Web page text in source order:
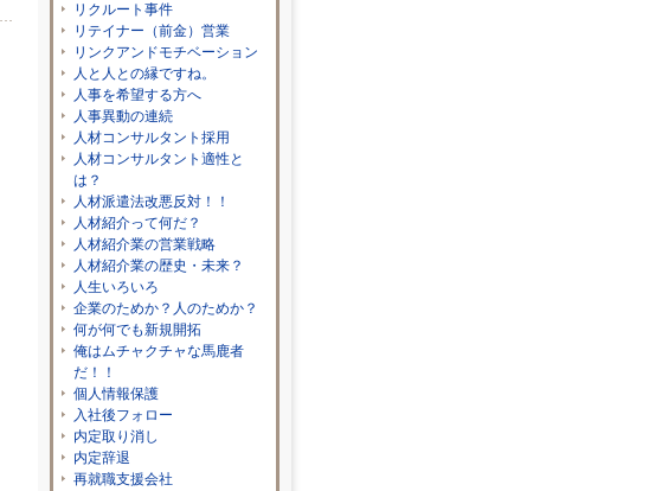
リクルート事件
リテイナー（前金）営業
リンクアンドモチベーション
人と人との縁ですね。
人事を希望する方へ
人事異動の連続
人材コンサルタント採用
人材コンサルタント適性と
は？
人材派遣法改悪反対！！
人材紹介って何だ？
人材紹介業の営業戦略
人材紹介業の歴史・未来？
人生いろいろ
企業のためか？人のためか？
何が何でも新規開拓
俺はムチャクチャな馬鹿者
だ！！
個人情報保護
入社後フォロー
内定取り消し
内定辞退
再就職支援会社